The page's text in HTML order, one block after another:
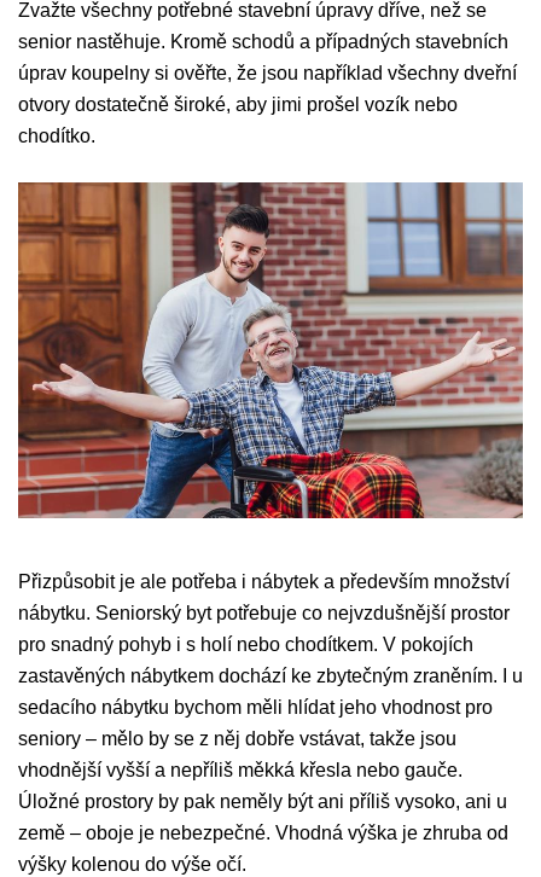
Zvažte všechny potřebné stavební úpravy dříve, než se
senior nastěhuje. Kromě schodů a případných stavebních
úprav koupelny si ověřte, že jsou například všechny dveřní
otvory dostatečně široké, aby jimi prošel vozík nebo
chodítko.
Přizpůsobit je ale potřeba i nábytek a především množství
nábytku. Seniorský byt potřebuje co nejvzdušnější prostor
pro snadný pohyb i s holí nebo chodítkem. V pokojích
zastavěných nábytkem dochází ke zbytečným zraněním. I u
sedacího nábytku bychom měli hlídat jeho vhodnost pro
seniory – mělo by se z něj dobře vstávat, takže jsou
vhodnější vyšší a nepříliš měkká křesla nebo gauče.
Úložné prostory by pak neměly být ani příliš vysoko, ani u
země – oboje je nebezpečné. Vhodná výška je zhruba od
výšky kolenou do výše očí.